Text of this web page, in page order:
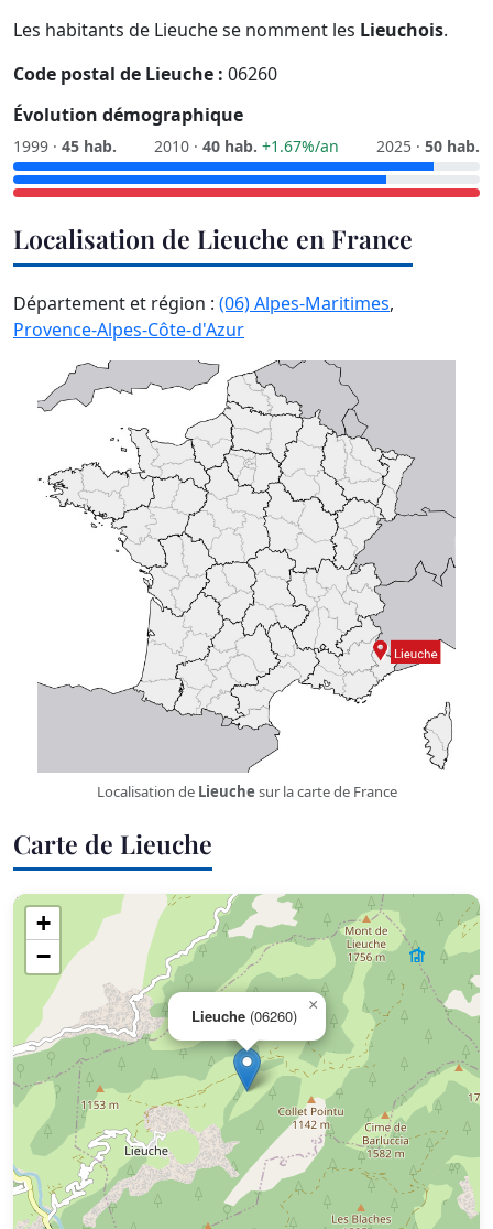
Les habitants de Lieuche se nomment les Lieuchois.
Code postal de Lieuche : 06260
Évolution démographique
1999 · 45 hab. 2010 · 40 hab. +1.67%/an 2025 · 50 hab.
Localisation de Lieuche en France
Département et région : (06) Alpes-Maritimes,
Provence-Alpes-Côte-d'Azur
Localisation de Lieuchesur la carte de France
Carte de Lieuche
Lieuche (06260)
×
+
−